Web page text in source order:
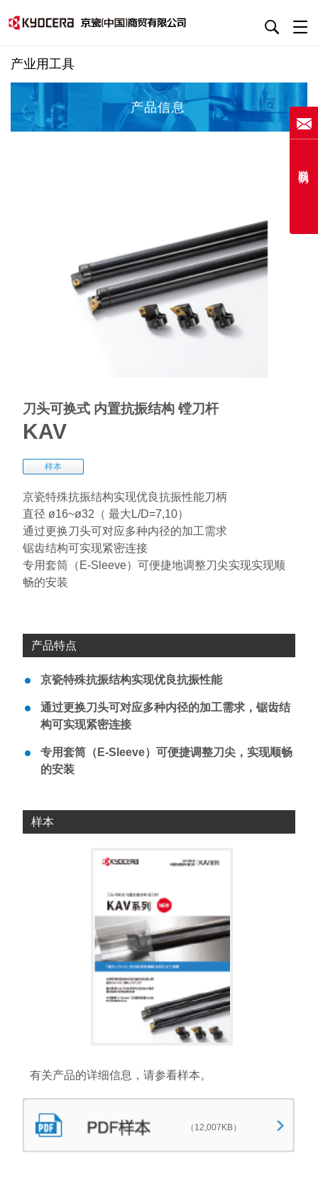
产业用工具
产品信息
刀头可换式 内置抗振结构 镗刀杆
KAV
样本
京瓷特殊抗振结构实现优良抗振性能刀柄
直径 ø16~ø32（ 最大L/D=7,10）
通过更换刀头可对应多种内径的加工需求
锯齿结构可实现紧密连接
专用套筒（E-Sleeve）可便捷地调整刀尖实现实现顺
畅的安装
产品特点
京瓷特殊抗振结构实现优良抗振性能
通过更换刀头可对应多种内径的加工需求，锯齿结
构可实现紧密连接
专用套筒（E-Sleeve）可便捷调整刀尖，实现顺畅
的安装
样本
有关产品的详细信息，请参看样本。
（12,007KB）